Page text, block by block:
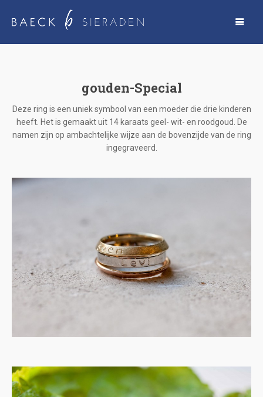
gouden-Special
Deze ring is een uniek symbool van een moeder die drie kinderen
heeft. Het is gemaakt uit 14 karaats geel- wit- en roodgoud. De
namen zijn op ambachtelijke wijze aan de bovenzijde van de ring
ingegraveerd.